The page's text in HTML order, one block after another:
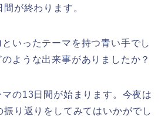
が終わります。
といったテーマを持つ青い手でし
ような出来事がありましたか？
の13日間が始まります。今夜は
り返りをしてみてはいかがでし